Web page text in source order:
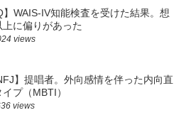
】WAIS-IV知能検査を受けた結果。想
上に偏りがあった
views
】提唱者。外向感情を伴った内向直
プ（MBTI）
views